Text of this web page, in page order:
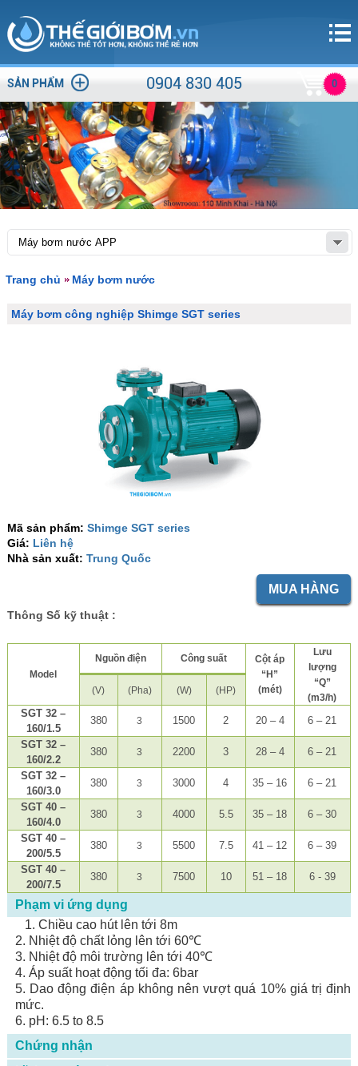
SẢN PHẨM 0904 830 405 0
Trang chủ Máy bơm nước
Máy bơm công nghiệp Shimge SGT series
Mã sản phẩm: Shimge SGT series
Giá: Liên hệ
Nhà sản xuất: Trung Quốc
MUA HÀNG
Thông Số kỹ thuật :
Model
Nguồn điện Công suất
Cột áp
“H”
(mét)
Lưu
lượng
“Q”
(m3/h)
(V) (Pha) (W) (HP)
SGT 32 –
160/1.5
380 3 1500 2 20 – 4
6 – 21
SGT 32 –
160/2.2
380 3 2200 3 28 – 4
6 – 21
SGT 32 –
160/3.0
380 3 3000 4 35 – 16
6 – 21
SGT 40 –
160/4.0
380 3 4000 5.5 35 – 18
6 – 30
SGT 40 –
200/5.5
380 3 5500 7.5 41 – 12
6 – 39
SGT 40 –
200/7.5
380 3 7500 10 51 – 18 6 - 39
Phạm vi ứng dụng
1. Chiều cao hút lên tới 8m
2. Nhiệt độ chất lỏng lên tới 60℃
3. Nhiệt độ môi trường lên tới 40℃
4. Áp suất hoạt động tối đa: 6bar
5. Dao động điện áp không nên vượt quá 10% giá trị định
mức.
6. pH: 6.5 to 8.5
Chứng nhận